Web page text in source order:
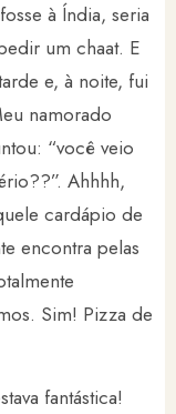
à Índia, seria
um chaat. E
e, à noite, fui
namorado
“você veio
Ahhhh,
cardápio de
encontra pelas
Sim! Pizza de
fantástica!